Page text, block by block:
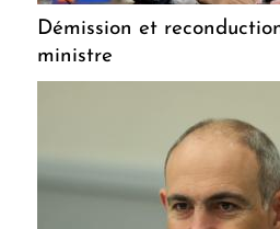
Démission et
ministre